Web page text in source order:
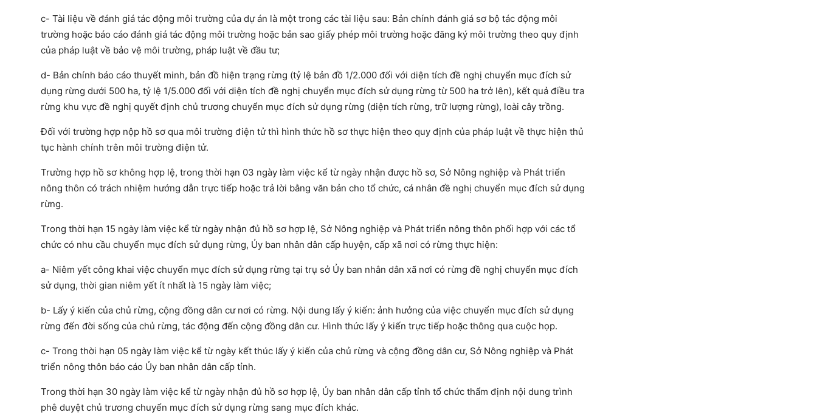
c- Tài liệu về đánh giá tác động môi trường của dự án là một trong các tài liệu sau: Bản chính đánh giá sơ bộ tác động môi
trường hoặc báo cáo đánh giá tác động môi trường hoặc bản sao giấy phép môi trường hoặc đăng ký môi trường theo quy định
của pháp luật về bảo vệ môi trường, pháp luật về đầu tư;
d- Bản chính báo cáo thuyết minh, bản đồ hiện trạng rừng (tỷ lệ bản đồ 1/2.000 đối với diện tích đề nghị chuyển mục đích sử
dụng rừng dưới 500 ha, tỷ lệ 1/5.000 đối với diện tích đề nghị chuyển mục đích sử dụng rừng từ 500 ha trở lên), kết quả điều tra
rừng khu vực đề nghị quyết định chủ trương chuyển mục đích sử dụng rừng (diện tích rừng, trữ lượng rừng), loài cây trồng.
Đối với trường hợp nộp hồ sơ qua môi trường điện tử thì hình thức hồ sơ thực hiện theo quy định của pháp luật về thực hiện thủ
tục hành chính trên môi trường điện tử.
Trường hợp hồ sơ không hợp lệ, trong thời hạn 03 ngày làm việc kể từ ngày nhận được hồ sơ, Sở Nông nghiệp và Phát triển
nông thôn có trách nhiệm hướng dẫn trực tiếp hoặc trả lời bằng văn bản cho tổ chức, cá nhân đề nghị chuyển mục đích sử dụng
rừng.
Trong thời hạn 15 ngày làm việc kể từ ngày nhận đủ hồ sơ hợp lệ, Sở Nông nghiệp và Phát triển nông thôn phối hợp với các tổ
chức có nhu cầu chuyển mục đích sử dụng rừng, Ủy ban nhân dân cấp huyện, cấp xã nơi có rừng thực hiện:
a- Niêm yết công khai việc chuyển mục đích sử dụng rừng tại trụ sở Ủy ban nhân dân xã nơi có rừng đề nghị chuyển mục đích
sử dụng, thời gian niêm yết ít nhất là 15 ngày làm việc;
b- Lấy ý kiến của chủ rừng, cộng đồng dân cư nơi có rừng. Nội dung lấy ý kiến: ảnh hưởng của việc chuyển mục đích sử dụng
rừng đến đời sống của chủ rừng, tác động đến cộng đồng dân cư. Hình thức lấy ý kiến trực tiếp hoặc thông qua cuộc họp.
c- Trong thời hạn 05 ngày làm việc kể từ ngày kết thúc lấy ý kiến của chủ rừng và cộng đồng dân cư, Sở Nông nghiệp và Phát
triển nông thôn báo cáo Ủy ban nhân dân cấp tỉnh.
Trong thời hạn 30 ngày làm việc kể từ ngày nhận đủ hồ sơ hợp lệ, Ủy ban nhân dân cấp tỉnh tổ chức thẩm định nội dung trình
phê duyệt chủ trương chuyển mục đích sử dụng rừng sang mục đích khác.